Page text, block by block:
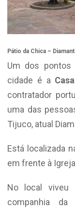
Pátio da Chica –
Um dos pontos
cidade é a
contratador
uma das
Tijuco, atual
Está localizada
em frente à
No local viveu
companhia